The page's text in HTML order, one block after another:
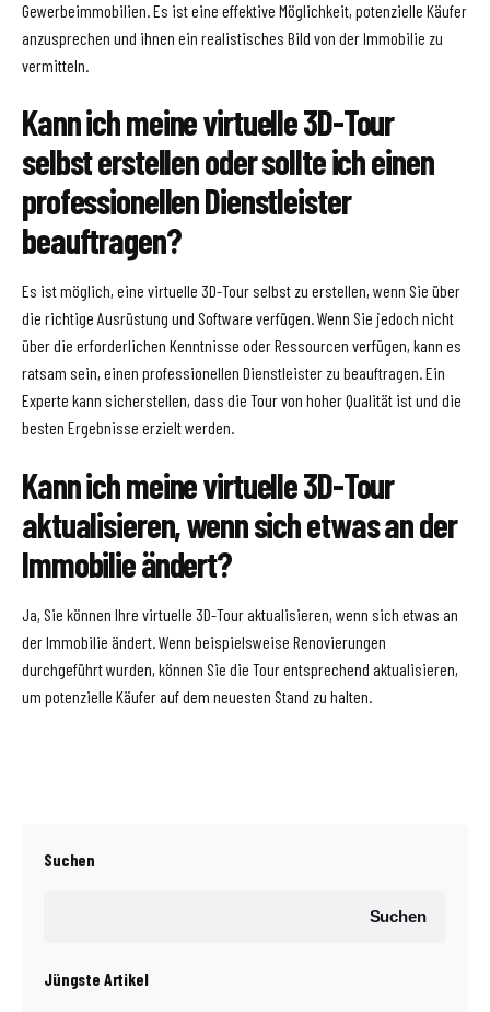
Gewerbeimmobilien. Es ist eine effektive Möglichkeit, potenzielle Käufer
anzusprechen und ihnen ein realistisches Bild von der Immobilie zu
vermitteln.
Kann ich meine virtuelle 3D-Tour
selbst erstellen oder sollte ich einen
professionellen Dienstleister
beauftragen?
Es ist möglich, eine virtuelle 3D-Tour selbst zu erstellen, wenn Sie über
die richtige Ausrüstung und Software verfügen. Wenn Sie jedoch nicht
über die erforderlichen Kenntnisse oder Ressourcen verfügen, kann es
ratsam sein, einen professionellen Dienstleister zu beauftragen. Ein
Experte kann sicherstellen, dass die Tour von hoher Qualität ist und die
besten Ergebnisse erzielt werden.
Kann ich meine virtuelle 3D-Tour
aktualisieren, wenn sich etwas an der
Immobilie ändert?
Ja, Sie können Ihre virtuelle 3D-Tour aktualisieren, wenn sich etwas an
der Immobilie ändert. Wenn beispielsweise Renovierungen
durchgeführt wurden, können Sie die Tour entsprechend aktualisieren,
um potenzielle Käufer auf dem neuesten Stand zu halten.
Suchen
Suchen
Jüngste Artikel